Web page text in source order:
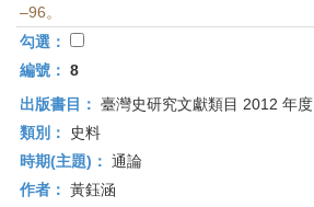
–96。
勾選：
編號： 8
出版書目： 臺灣史研究文獻類目 2012 年度
類別：
史料
時期(主題)： 通論
作者： 黃鈺涵